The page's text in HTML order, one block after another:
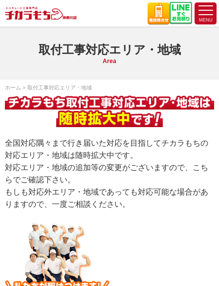
取付工事対応エリア・地域
Area
ホーム 取付工事対応エリア・地域
全国対応隅々まで行き届いた対応を目指してチカラもちの
対応エリア・地域は随時拡大中です。
対応エリア・地域の追加等の変更がございますので、こち
らでご確認下さい。
もしも対応外エリア・地域であっても対応可能な場合があ
りますので、一度ご相談ください。